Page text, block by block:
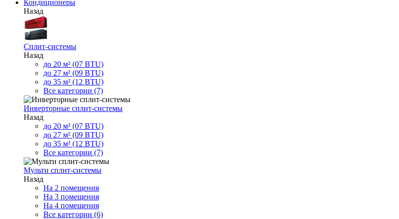
Кондиционеры
Назад
Сплит-системы
Назад
до 20 м² (07 BTU)
до 27 м² (09 BTU)
до 35 м² (12 BTU)
Все категории (7)
Инверторные сплит-системы
Назад
до 20 м² (07 BTU)
до 27 м² (09 BTU)
до 35 м² (12 BTU)
Все категории (7)
Мульти сплит-системы
Назад
На 2 помещения
На 3 помещения
На 4 помещения
Все категории (6)